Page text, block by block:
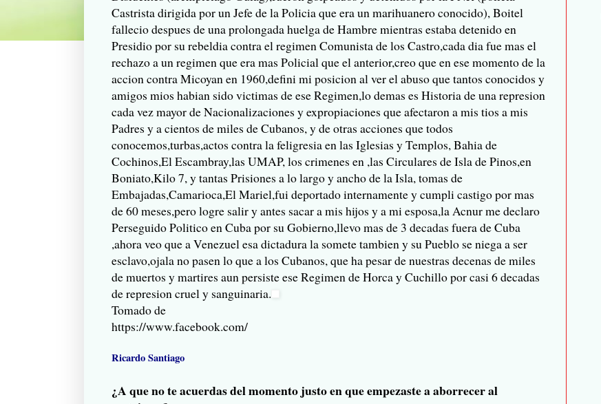
Castrista dirigida por un Jefe de la Policia que era un marihuanero conocido), Boitel
fallecio despues de una prolongada huelga de Hambre mientras estaba detenido en
Presidio por su rebeldia contra el regimen Comunista de los Castro,cada dia fue mas el
rechazo a un regimen que era mas Policial que el anterior,creo que en ese momento de la
accion contra Micoyan en 1960,defini mi posicion al ver el abuso que tantos conocidos y
amigos mios habian sido victimas de ese Regimen,lo demas es Historia de una represion
cada vez mayor de Nacionalizaciones y expropiaciones que afectaron a mis tios a mis
Padres y a cientos de miles de Cubanos, y de otras acciones que todos
conocemos,turbas,actos contra la feligresia en las Iglesias y Templos, Bahia de
Cochinos,El Escambray,las UMAP, los crimenes en ,las Circulares de Isla de Pinos,en
Boniato,Kilo 7, y tantas Prisiones a lo largo y ancho de la Isla, tomas de
Embajadas,Camarioca,El Mariel,fui deportado internamente y cumpli castigo por mas
de 60 meses,pero logre salir y antes sacar a mis hijos y a mi esposa,la Acnur me declaro
Perseguido Politico en Cuba por su Gobierno,llevo mas de 3 decadas fuera de Cuba
,ahora veo que a Venezuel esa dictadura la somete tambien y su Pueblo se niega a ser
esclavo,ojala no pasen lo que a los Cubanos, que ha pesar de nuestras decenas de miles
de muertos y martires aun persiste ese Regimen de Horca y Cuchillo por casi 6 decadas
de represion cruel y sanguinaria.
Tomado de
https://www.facebook.com/
Ricardo Santiago
¿A que no te acuerdas del momento justo en que empezaste a aborrecer al